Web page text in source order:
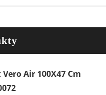
Air 100X47 Cm